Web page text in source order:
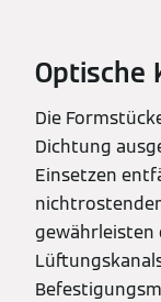
Optische
Die
Dichtung
Einsetzen
gewährleisten